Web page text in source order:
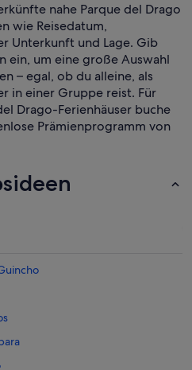
nahe Parque del Drago
wie Reisedatum,
Unterkunft und Lage. Gib
ein, um eine große Auswahl
– egal, ob du alleine, als
in einer Gruppe reist. Für
Drago-Ferienhäuser buche
Prämienprogramm von